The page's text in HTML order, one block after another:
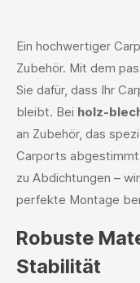
Ein hochwertiger
Zubehör. Mit dem
Sie dafür, dass Ihr
bleibt. Bei holz-
an Zubehör, das
Carports
zu Abdichtungen –
perfekte Montage
Robuste
Stabilität